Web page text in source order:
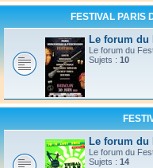
FESTIVAL PARIS
Le forum du
Le forum du
Sujets : 10
Le forum du
Le forum du
Sujets : 14